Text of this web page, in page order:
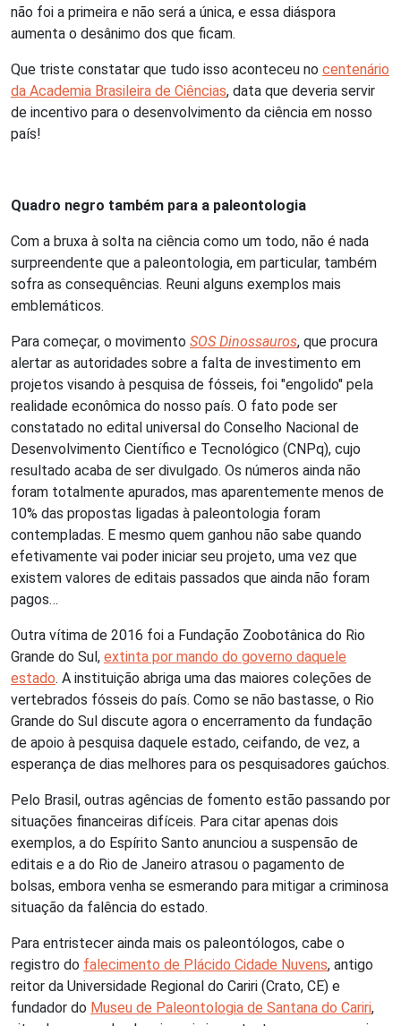
não foi a primeira e não será a única, e essa diáspora
aumenta o desânimo dos que ficam.
Que triste constatar que tudo isso aconteceu no centenário
da Academia Brasileira de Ciências, data que deveria servir
de incentivo para o desenvolvimento da ciência em nosso
país!
Quadro negro também para a paleontologia
Com a bruxa à solta na ciência como um todo, não é nada
surpreendente que a paleontologia, em particular, também
sofra as consequências. Reuni alguns exemplos mais
emblemáticos.
Para começar, o movimento SOS Dinossauros, que procura
alertar as autoridades sobre a falta de investimento em
projetos visando à pesquisa de fósseis, foi "engolido" pela
realidade econômica do nosso país. O fato pode ser
constatado no edital universal do Conselho Nacional de
Desenvolvimento Científico e Tecnológico (CNPq), cujo
resultado acaba de ser divulgado. Os números ainda não
foram totalmente apurados, mas aparentemente menos de
10% das propostas ligadas à paleontologia foram
contempladas. E mesmo quem ganhou não sabe quando
efetivamente vai poder iniciar seu projeto, uma vez que
existem valores de editais passados que ainda não foram
pagos…
Outra vítima de 2016 foi a Fundação Zoobotânica do Rio
Grande do Sul, extinta por mando do governo daquele
estado. A instituição abriga uma das maiores coleções de
vertebrados fósseis do país. Como se não bastasse, o Rio
Grande do Sul discute agora o encerramento da fundação
de apoio à pesquisa daquele estado, ceifando, de vez, a
esperança de dias melhores para os pesquisadores gaúchos.
Pelo Brasil, outras agências de fomento estão passando por
situações financeiras difíceis. Para citar apenas dois
exemplos, a do Espírito Santo anunciou a suspensão de
editais e a do Rio de Janeiro atrasou o pagamento de
bolsas, embora venha se esmerando para mitigar a criminosa
situação da falência do estado.
Para entristecer ainda mais os paleontólogos, cabe o
registro do falecimento de Plácido Cidade Nuvens, antigo
reitor da Universidade Regional do Cariri (Crato, CE) e
fundador do Museu de Paleontologia de Santana do Cariri,